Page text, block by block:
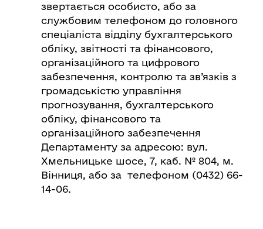
звертається особисто, або за
службовим телефоном до головного
спеціаліста відділу бухгалтерського
обліку, звітності та фінансового,
організаційного та цифрового
забезпечення, контролю та зв’язків з
громадськістю управління
прогнозування, бухгалтерського
обліку, фінансового та
організаційного забезпечення
Департаменту за адресою: вул.
Хмельницьке шосе, 7, каб. № 804, м.
Вінниця, або за телефоном (0432) 66-
14-06.